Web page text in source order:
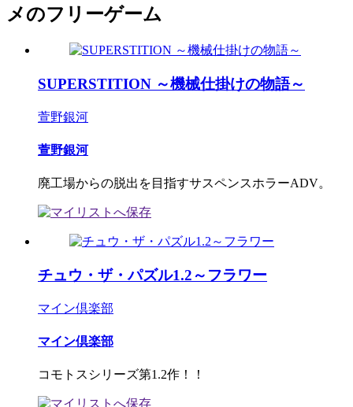
メのフリーゲーム
SUPERSTITION ～機械仕掛けの物語～
萱野銀河
萱野銀河
廃工場からの脱出を目指すサスペンスホラーADV。
チュウ・ザ・パズル1.2～フラワー
マイン倶楽部
マイン倶楽部
コモトスシリーズ第1.2作！！